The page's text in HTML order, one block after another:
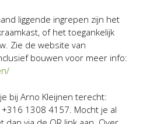
liggende ingrepen zijn het
of het toegankelijk
Zie de website van
bouwen voor meer info:
bij Arno Kleijnen terecht:
1308 4157. Mocht je al